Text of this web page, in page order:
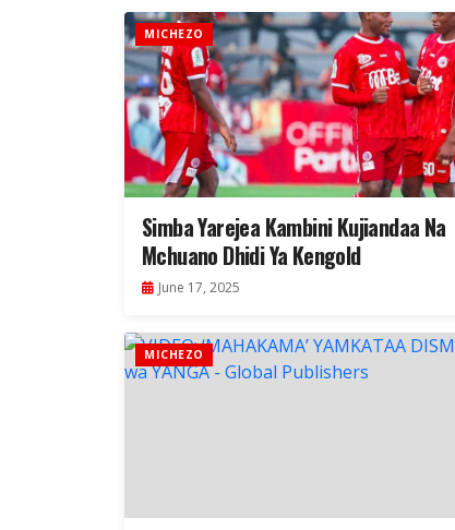
MICHEZO
Simba Yarejea Kambini Kujiandaa Na
Mchuano Dhidi Ya Kengold
June 17, 2025
MICHEZO